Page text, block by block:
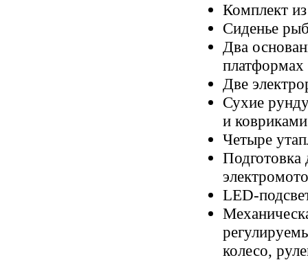
Комплект
Сиденье
Два
платформах
Две
Сухие
и ковриками
Четыре
Подготовка
LED-
колесо,